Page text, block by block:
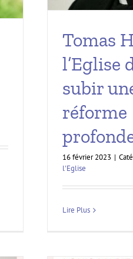
Tomas
l’Eglise
subir
réforme
16 février 2023 |
l'Eglise
Lire Plus